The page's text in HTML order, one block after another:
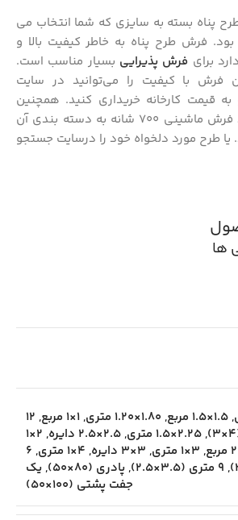
پناه بسته به سایزی که شما انتخاب می
فرش طرح پناه به‌ خاطر کیفیت بالا و
برای فرش پذیرایی بسیار مناسب است.
فرش با کیفیت را می‌توانید در سایت
قیمت کارخانه خریداری کنید. همچنین
برای مشاهده و خرید فرش ماشینی 700 شانه به دسته بندی آن
یا طرح مورد دلخواه خود را درسایت جستجو
ها
,1.5×1.5 مربع , 1.80×1.20 متری ,1×1 مربع ,
12
,2.25×1.5 متری ,2.5×2.5 دایره ,
2×1
, 3×1 متری , 3×3 دایره , 4×1 متری ,
6
, 9 متری (3.5×2.5) ,پادری (80×50) ,یک
جفت پشتی (100×50)